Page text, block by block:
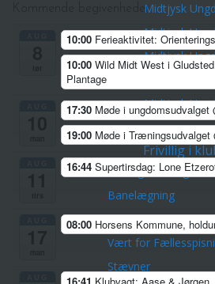
Midtjysk
Midtjysk
Midtjysk
Midtjysk
Målsætninger for
Frivillig i
Lørdagstræningsløb
Banelægning
Adgang og guide til
Vært for
Stævner
Kommende begivenheder
10:00 Ferieaktivitet:
10:00 Wild Midt West i
Plantage
17:30 Møde i ungdomsudvalget
19:00 Møde i Træningsudvalget
16:44 Supertirsdag: Lone
08:00 Horsens Kommune,